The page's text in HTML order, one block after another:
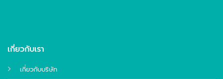
เกี่ยวกับเรา
เกี่ยวกับบริษัท